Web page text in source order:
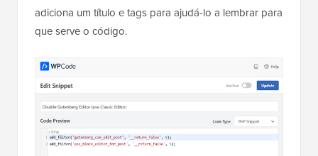
adiciona um título e tags para ajudá-lo a lembrar para
que serve o código.